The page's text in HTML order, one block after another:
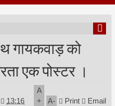
गायकवाड़ को
एक पोस्टर ।
13:16
A
+
A- Print Email